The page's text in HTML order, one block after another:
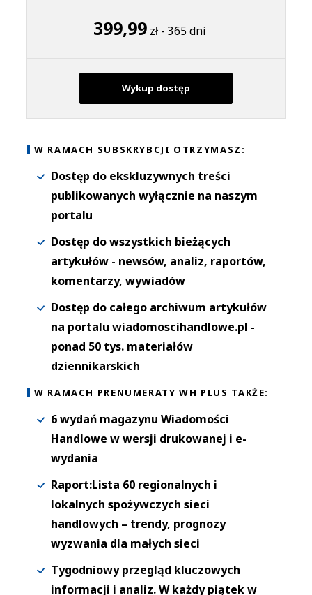
399,99zł - 365 dni
Wykup dostęp
W RAMACH SUBSKRYBCJI OTRZYMASZ:
Dostęp do ekskluzywnych treści
publikowanych wyłącznie na naszym
portalu
Dostęp do wszystkich bieżących
artykułów - newsów, analiz, raportów,
komentarzy, wywiadów
Dostęp do całego archiwum artykułów
na portalu wiadomoscihandlowe.pl -
ponad 50 tys. materiałów
dziennikarskich
W RAMACH PRENUMERATY WH PLUS TAKŻE:
6 wydań magazynu Wiadomości
Handlowe w wersji drukowanej i e-
wydania
Raport:Lista 60 regionalnych i
lokalnych spożywczych sieci
handlowych – trendy, prognozy
wyzwania dla małych sieci
Tygodniowy przegląd kluczowych
informacji i analiz. W każdy piątek w